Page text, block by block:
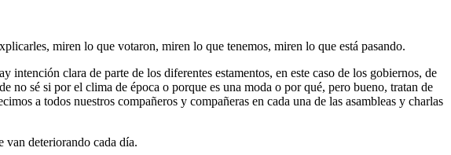
miren lo que votaron, miren lo que tenemos, miren lo que está pasando.
clara de parte de los diferentes estamentos, en este caso de los gobiernos, de
no sé si por el clima de época o porque es una moda o por qué, pero bueno, tratan de
a todos nuestros compañeros y compañeras en cada una de las asambleas y charlas
van deteriorando cada día.